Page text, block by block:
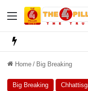
Menu
Home / Big Breaking
Big Breaking